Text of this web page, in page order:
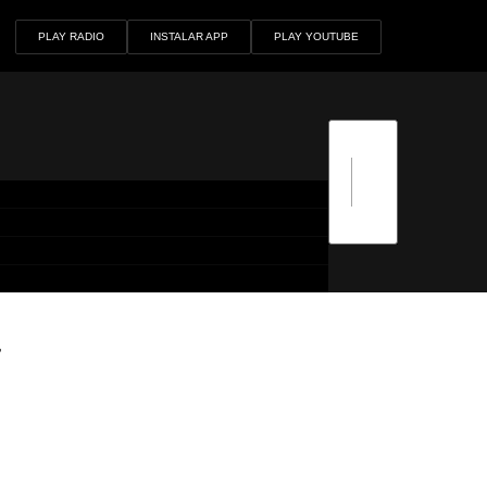
PLAY RADIO INSTALAR APP PLAY YOUTUBE